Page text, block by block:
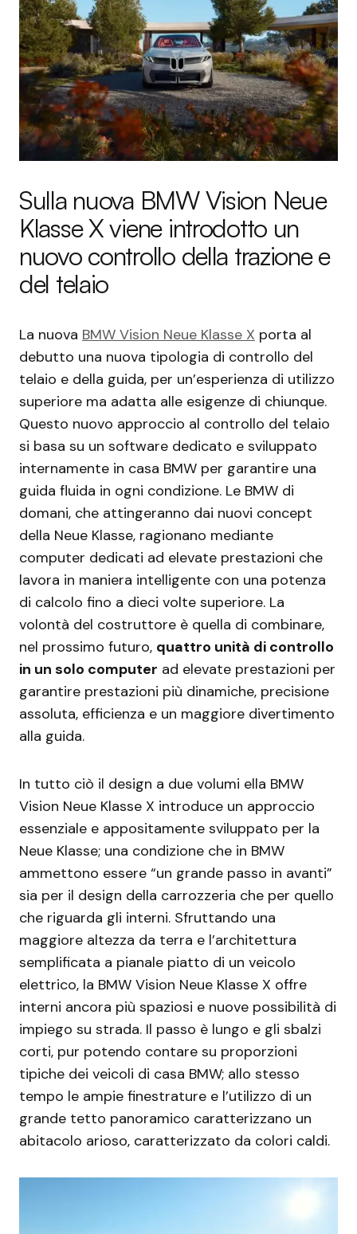
Sulla nuova BMW Vision Neue
Klasse X viene introdotto un
nuovo controllo della trazione e
del telaio
La nuova BMW Vision Neue Klasse X porta al
debutto una nuova tipologia di controllo del
telaio e della guida, per un’esperienza di utilizzo
superiore ma adatta alle esigenze di chiunque.
Questo nuovo approccio al controllo del telaio
si basa su un software dedicato e sviluppato
internamente in casa BMW per garantire una
guida fluida in ogni condizione. Le BMW di
domani, che attingeranno dai nuovi concept
della Neue Klasse, ragionano mediante
computer dedicati ad elevate prestazioni che
lavora in maniera intelligente con una potenza
di calcolo fino a dieci volte superiore. La
volontà del costruttore è quella di combinare,
nel prossimo futuro, quattro unità di controllo
in un solo computer ad elevate prestazioni per
garantire prestazioni più dinamiche, precisione
assoluta, efficienza e un maggiore divertimento
alla guida.
In tutto ciò il design a due volumi ella BMW
Vision Neue Klasse X introduce un approccio
essenziale e appositamente sviluppato per la
Neue Klasse; una condizione che in BMW
ammettono essere “un grande passo in avanti”
sia per il design della carrozzeria che per quello
che riguarda gli interni. Sfruttando una
maggiore altezza da terra e l’architettura
semplificata a pianale piatto di un veicolo
elettrico, la BMW Vision Neue Klasse X offre
interni ancora più spaziosi e nuove possibilità di
impiego su strada. Il passo è lungo e gli sbalzi
corti, pur potendo contare su proporzioni
tipiche dei veicoli di casa BMW; allo stesso
tempo le ampie finestrature e l’utilizzo di un
grande tetto panoramico caratterizzano un
abitacolo arioso, caratterizzato da colori caldi.